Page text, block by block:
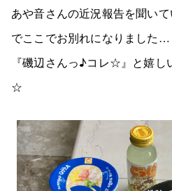
あや音さんの近況報告を聞い
でここでお別れになりました…
『磯辺さんっ♪コレ☆』と嬉し
☆